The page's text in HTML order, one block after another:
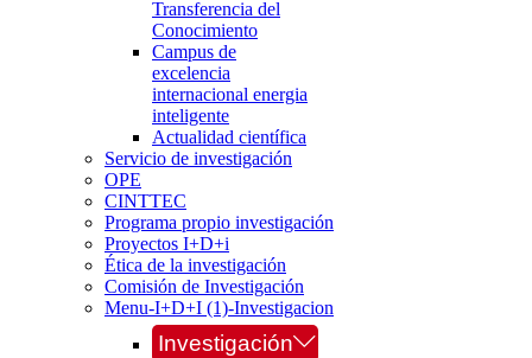
Transferencia del
Conocimiento
Campus de
excelencia
internacional energia
inteligente
Actualidad científica
Servicio de investigación
OPE
CINTTEC
Programa propio investigación
Proyectos I+D+i
Ética de la investigación
Comisión de Investigación
Menu-I+D+I (1)-Investigacion
Investigación